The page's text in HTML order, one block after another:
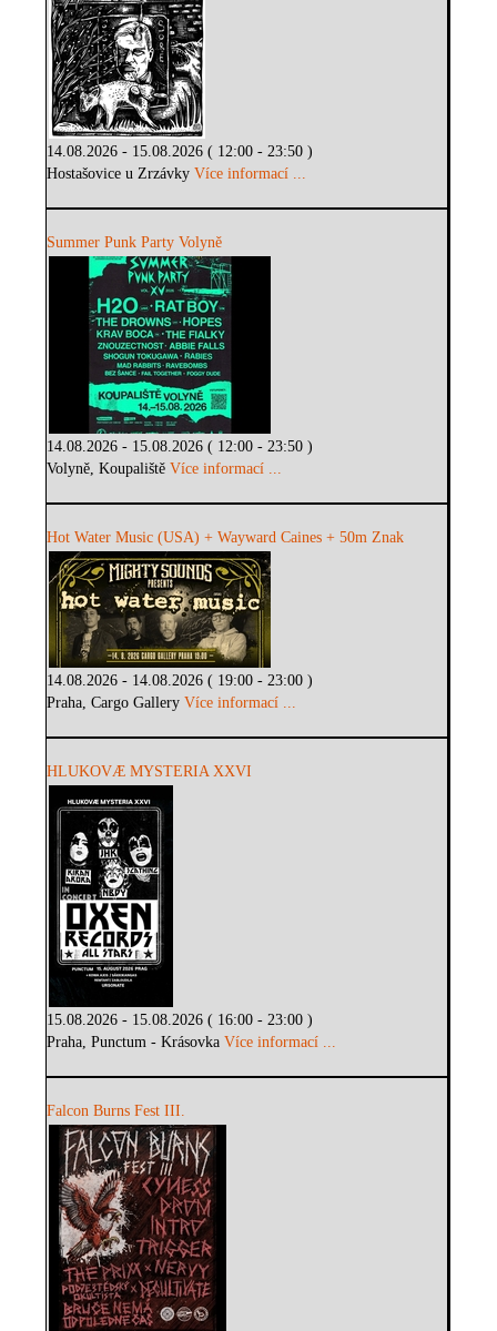
14.08.2026 - 15.08.2026 ( 12:00 - 23:50 )
Hostašovice u ZrzávkyVíce informací ...
Summer Punk Party Volyně
14.08.2026 - 15.08.2026 ( 12:00 - 23:50 )
Volyně, KoupalištěVíce informací ...
Hot Water Music (USA) + Wayward Caines + 50m Znak
14.08.2026 - 14.08.2026 ( 19:00 - 23:00 )
Praha, Cargo GalleryVíce informací ...
HLUKOVÆ MYSTERIA XXVI
15.08.2026 - 15.08.2026 ( 16:00 - 23:00 )
Praha, Punctum - KrásovkaVíce informací ...
Falcon Burns Fest III.